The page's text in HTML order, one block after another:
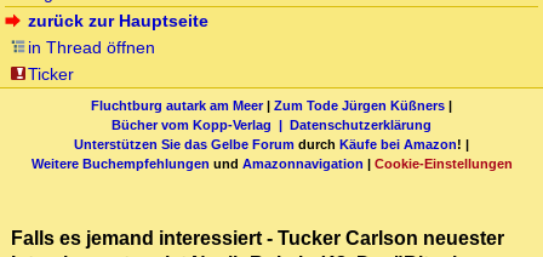
zurück zur Hauptseite
in Thread öffnen
Ticker
Fluchtburg autark am Meer| Zum Tode Jürgen Küßners |
Bücher vom Kopp-Verlag | Datenschutzerklärung
Unterstützen Sie das Gelbe Forum durch Käufe bei Amazon! |
Weitere Buchempfehlungen und Amazonnavigation | Cookie-Einstellungen
Falls es jemand interessiert - Tucker Carlson neuester